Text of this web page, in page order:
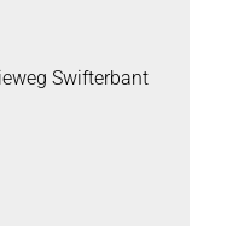
Swifterbant